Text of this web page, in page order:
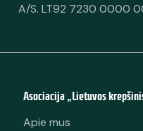
A/S. LT92 7230 0000
Asociacija „Lietuvos
Apie mus